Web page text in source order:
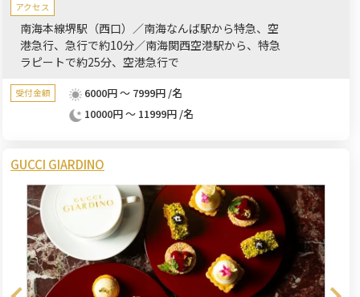
アクセス
南海本線堺駅（西口）／南海なんば駅から特急、空
港急行、急行で約10分／南海関西空港駅から、特急
ラピートで約25分、空港急行で
受付金額
6000円 ～ 7999円 /名
10000円 ～ 11999円 /名
GUCCI GIARDINO